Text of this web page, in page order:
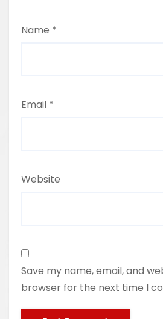
Name *
Email *
Website
Save my name, email, and
browser for the next time I